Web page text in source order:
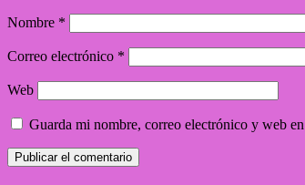
Nombre *
Correo electrónico *
Web
Guarda mi nombre, correo electrónico y web